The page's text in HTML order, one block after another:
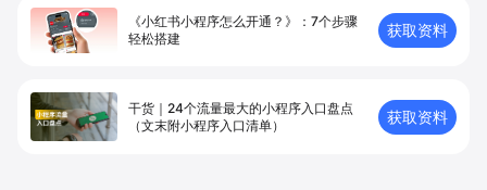
《小红书小程序怎么开通？》：7个步骤
轻松搭建
获取资料
干货｜24个流量最大的小程序入口盘点
（文末附小程序入口清单）
获取资料